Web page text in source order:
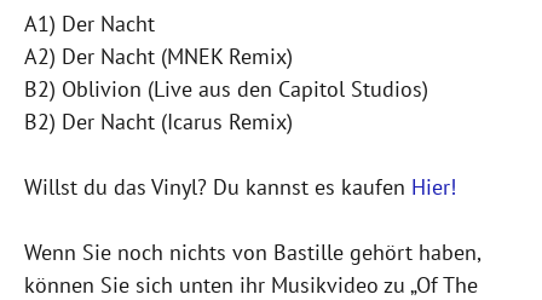
A1) Der Nacht
A2) Der Nacht (MNEK Remix)
B2) Oblivion (Live aus den Capitol Studios)
B2) Der Nacht (Icarus Remix)
Willst du das Vinyl? Du kannst es kaufen Hier!
Wenn Sie noch nichts von Bastille gehört haben,
können Sie sich unten ihr Musikvideo zu „Of The